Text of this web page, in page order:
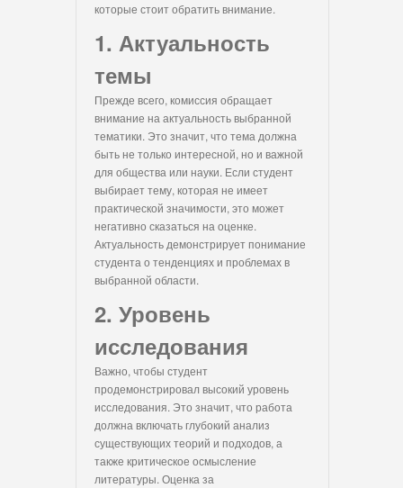
которые стоит обратить внимание.
1. Актуальность
темы
Прежде всего, комиссия обращает
внимание на актуальность выбранной
тематики. Это значит, что тема должна
быть не только интересной, но и важной
для общества или науки. Если студент
выбирает тему, которая не имеет
практической значимости, это может
негативно сказаться на оценке.
Актуальность демонстрирует понимание
студента о тенденциях и проблемах в
выбранной области.
2. Уровень
исследования
Важно, чтобы студент
продемонстрировал высокий уровень
исследования. Это значит, что работа
должна включать глубокий анализ
существующих теорий и подходов, а
также критическое осмысление
литературы. Оценка за